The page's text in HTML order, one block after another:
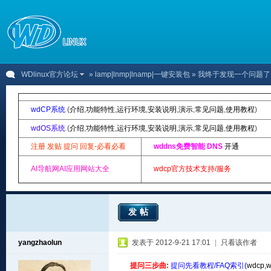
WDlinux官方论坛 » lamp|lnmp|lnamp|一键安装包 » 我终于发现一个问题
wdCP系统 (介绍,功能特性,运行环境,安装说明 ,演示,常见问题,使用教程)
wdOS系统 (介绍,功能特性,运行环境,安装说明 ,演示,常见问题,使用教程)
注册 发贴 提问 回复-必看必看 wddns免费智能 DNS 开通
AI导航网AI应用网站大全 wdcp官方技术支持/服务
发帖
yangzhaolun 发表于 2012-9-21 17:01 只看该作者
提问三步曲: 提问先看教程/FAQ索引(wdcp,